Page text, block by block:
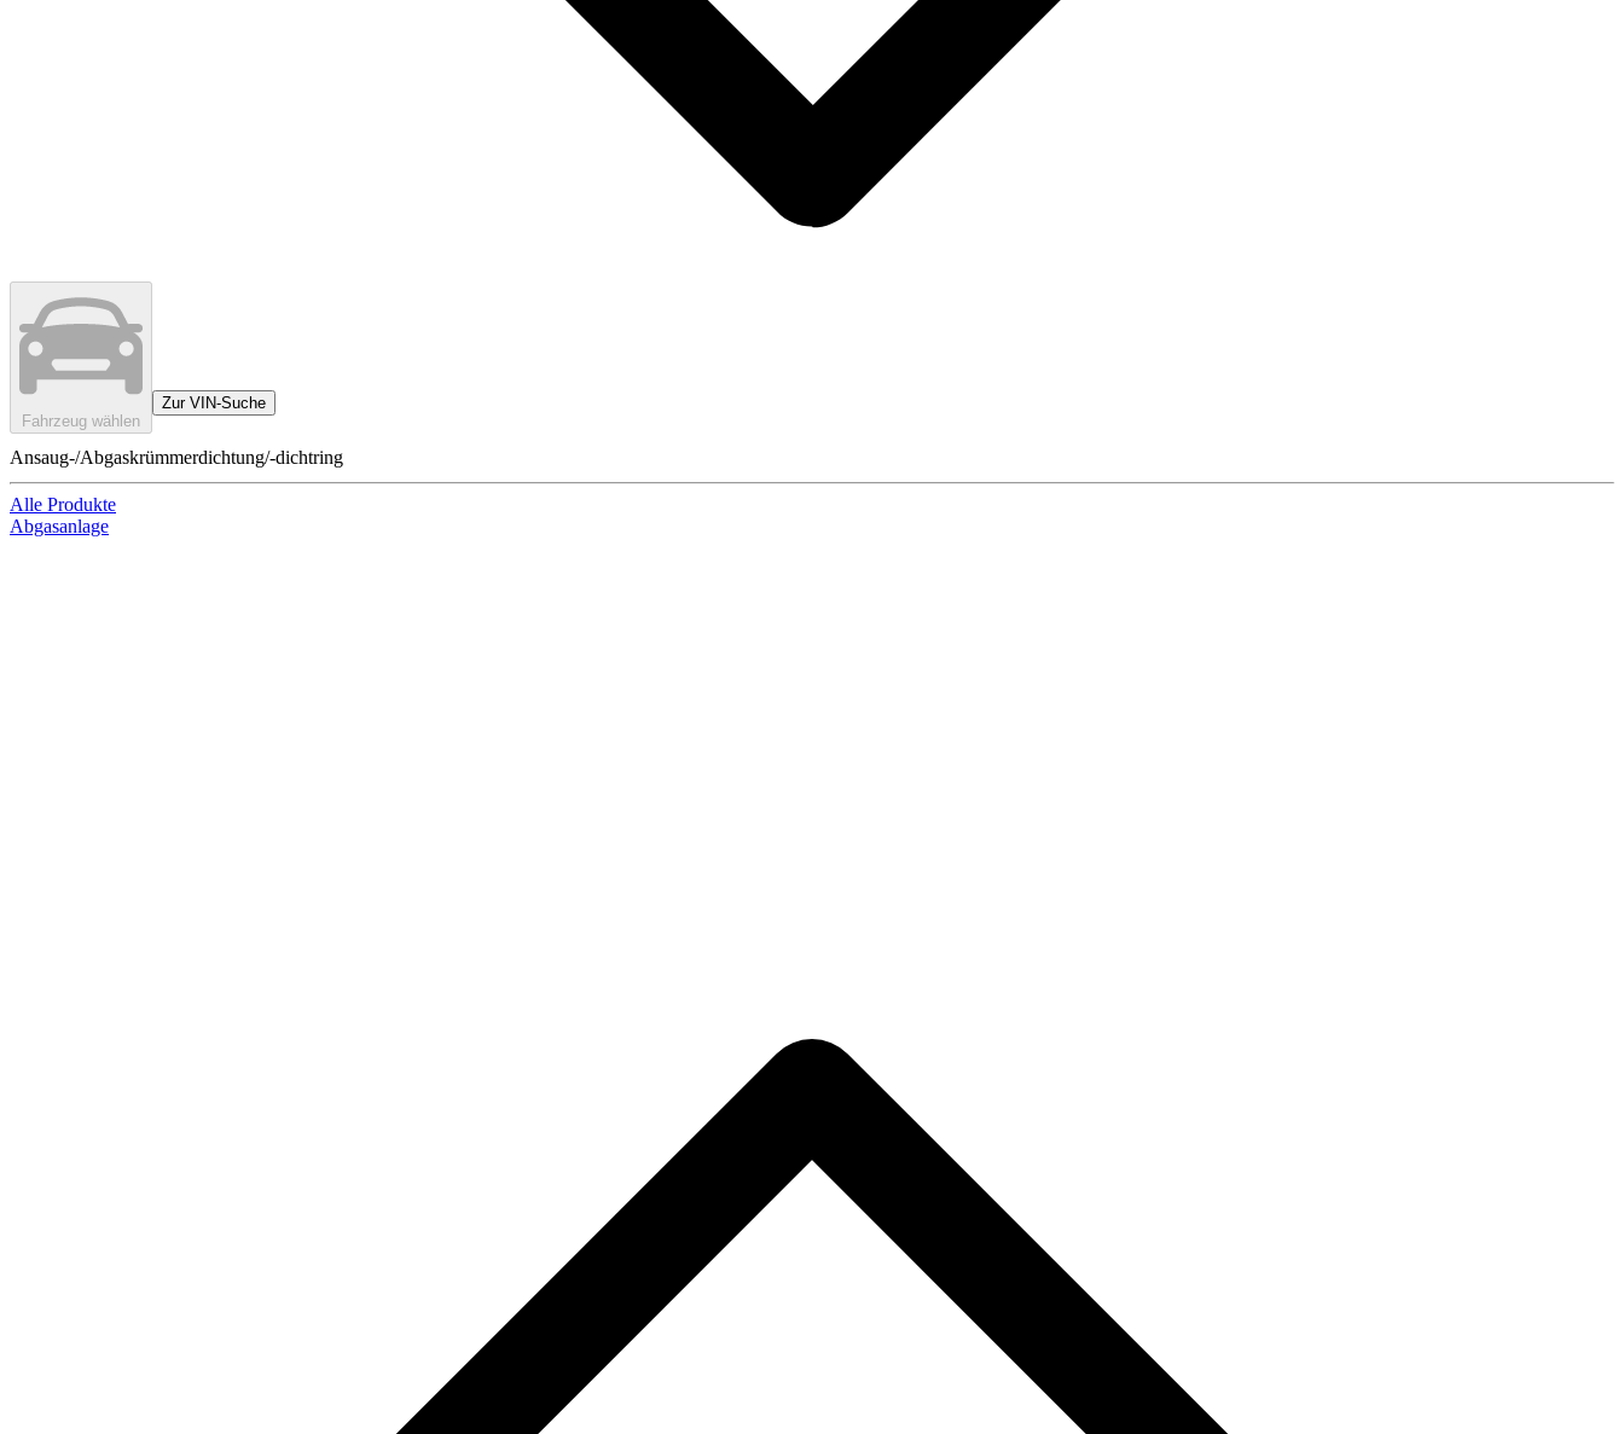
Fahrzeug wählen
Zur VIN-Suche
Ansaug-/Abgaskrümmerdichtung/-dichtring
Alle Produkte
Abgasanlage